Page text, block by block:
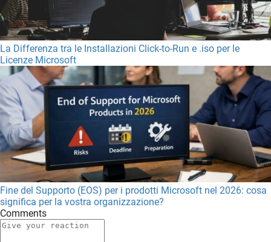
La Differenza tra le Installazioni Click-to-Run e .iso per le
Licenze Microsoft
Fine del Supporto (EOS) per i prodotti Microsoft nel 2026: cosa
significa per la vostra organizzazione?
Comments